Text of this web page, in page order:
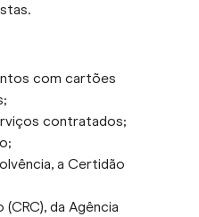
com cartões
contratados;
a Certidão
da Agência